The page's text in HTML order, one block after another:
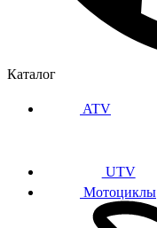
Каталог
ATV
UTV
Мотоциклы